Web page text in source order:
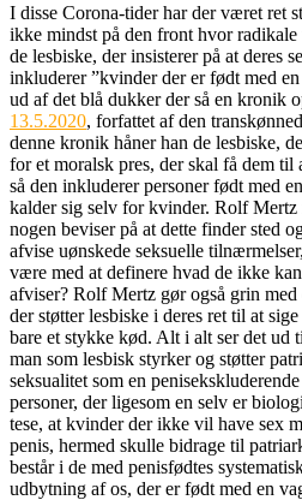
I disse Corona-tider har der været ret
ikke mindst på den front hvor
de lesbiske, der insisterer på at deres
inkluderer ”kvinder der er født med
ud af det blå dukker der så en kronik
13.5.2020, forfattet af den
denne kronik håner han de lesbiske,
for et moralsk pres, der skal få dem til
så den inkluderer personer født med
kalder sig selv for kvinder. Rolf Mertz
nogen beviser på at dette finder sted
afvise uønskede seksuelle
være med at definere hvad de ikke
afviser? Rolf Mertz gør også grin med
der støtter lesbiske i deres ret til at
bare et stykke kød. Alt i alt ser det ud
man som lesbisk styrker og støtter
seksualitet som en
personer, der ligesom en selv er
tese, at kvinder der ikke vil have sex
penis, hermed skulle bidrage til
består i de med penisfødtes
udbytning af os, der er født med en